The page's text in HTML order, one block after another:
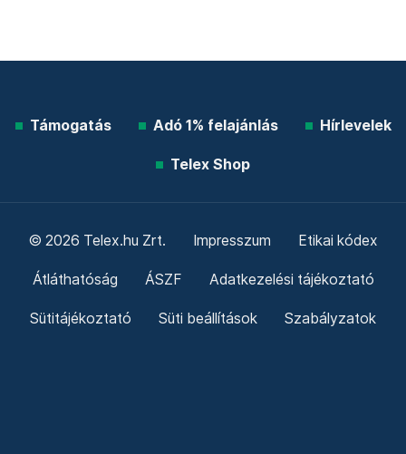
Támogatás Adó 1% felajánlás Hírlevelek
Telex Shop
© 2026 Telex.hu Zrt. Impresszum Etikai kódex
Átláthatóság ÁSZF Adatkezelési tájékoztató
Sütitájékoztató Süti beállítások Szabályzatok